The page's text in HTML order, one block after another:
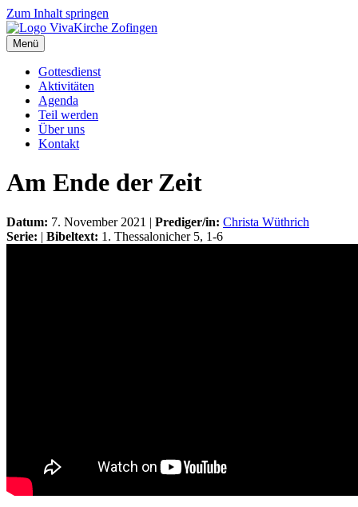
Zum Inhalt springen
Menü
Gottesdienst
Aktivitäten
Agenda
Teil werden
Über uns
Kontakt
Am Ende der Zeit
Datum: 7. November 2021 | Prediger/in: Christa Wüthrich
Serie: | Bibeltext: 1. Thessalonicher 5, 1-6